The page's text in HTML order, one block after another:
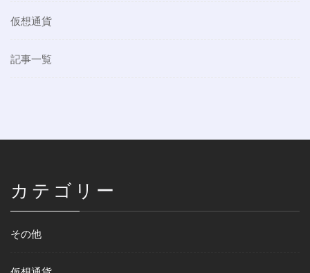
仮想通貨
記事一覧
カテゴリー
その他